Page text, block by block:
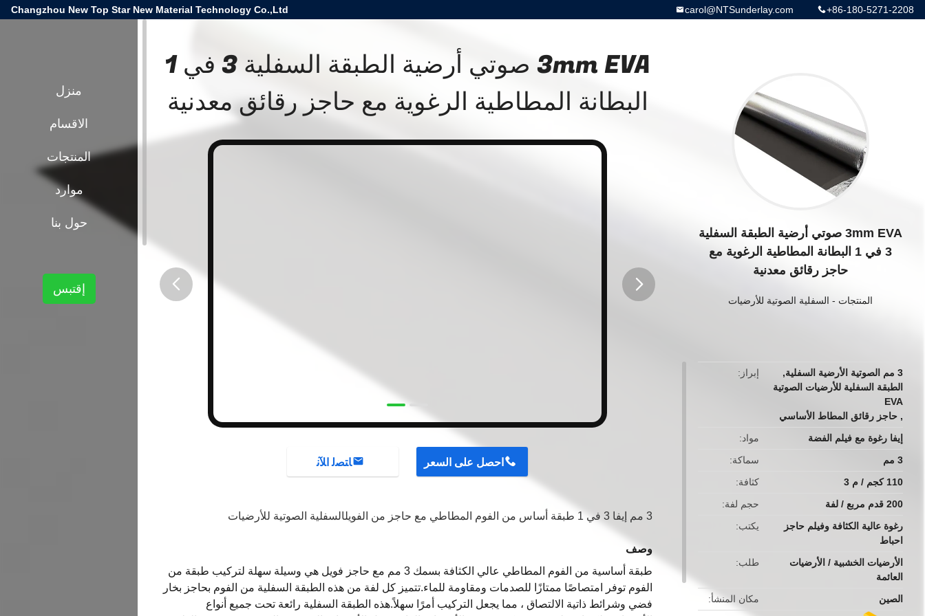
Changzhou New Top Star New Material Technology Co.,Ltd +86-180-5271-2208
carol@NTSunderlay.com
3mm EVA صوتي أرضية الطبقة السفلية
3 في 1 البطانة المطاطية الرغوية مع
حاجز رقائق معدنية
المنتجات - السفلية الصوتية للأرضيات
إبراز 3 مم الصوتية الأرضية السفلية
,
الطبقة السفلية للأرضيات الصوتية
EVA
, حاجز رقائق المطاط الأساسي
مواد
إيفا رغوة مع فيلم الفضة
سماكة
3 مم
كثافة
110 كجم / م 3
حجم لفة
200 قدم مربع / لفة
يكتب
رغوة عالية الكثافة وفيلم حاجز
احباط
طلب
الأرضيات الخشبية / الأرضيات
العائمة
مكان المنشأ
الصين
3mm EVA صوتي أرضية الطبقة السفلية 3 في 1
البطانة المطاطية الرغوية مع حاجز رقائق معدنية
احصل على السعر ﺎﺘﺼﻟ ﺍﻶﻧ
3 مم إيفا 3 في 1 طبقة أساس من الفوم المطاطي مع حاجز من الفويل السفلية الصوتية للأرضيات
وصف
طبقة أساسية من الفوم المطاطي عالي الكثافة بسمك 3 مم مع حاجز فويل هي وسيلة سهلة لتركيب طبقة من
الفوم توفر امتصاصًا ممتازًا للصدمات ومقاومة للماء.تتميز كل لفة من هذه الطبقة السفلية من الفوم بحاجز بخار
فضي وشرائط ذاتية الالتصاق ، مما يجعل التركيب أمرًا سهلاً.هذه الطبقة السفلية رائعة تحت جميع أنواع
منزل
الاقسام
المنتجات
موارد
حول بنا
إقتبس